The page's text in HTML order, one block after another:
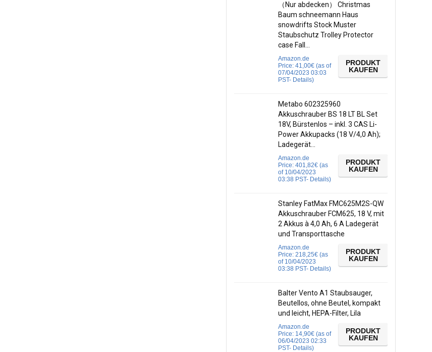
（Nur abdecken） Christmas
Baum schneemann Haus
snowdrifts Stock Muster
Staubschutz Trolley Protector
case Fall…
Amazon.de
Price: 41,00€ (as of
07/04/2023 03:03
PST- Details)
PRODUKT
KAUFEN
Metabo 602325960
Akkuschrauber BS 18 LT BL Set
18V, Bürstenlos – inkl. 3 CAS Li-
Power Akkupacks (18 V/4,0 Ah);
Ladegerät…
Amazon.de
Price: 401,82€ (as
of 10/04/2023
03:38 PST- Details)
PRODUKT
KAUFEN
Stanley FatMax FMC625M2S-QW
Akkuschrauber FCM625, 18 V, mit
2 Akkus à 4,0 Ah, 6 A Ladegerät
und Transporttasche
Amazon.de
Price: 218,25€ (as
of 10/04/2023
03:38 PST- Details)
PRODUKT
KAUFEN
Balter Vento A1 Staubsauger,
Beutellos, ohne Beutel, kompakt
und leicht, HEPA-Filter, Lila
Amazon.de
Price: 14,90€ (as of
06/04/2023 02:33
PST- Details)
PRODUKT
KAUFEN